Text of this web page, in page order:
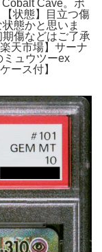
Cave。ポ
状態】目立つ傷
態かと思いま
傷などはご了承
天市場】サーナ
ミュウツーex
ース付】